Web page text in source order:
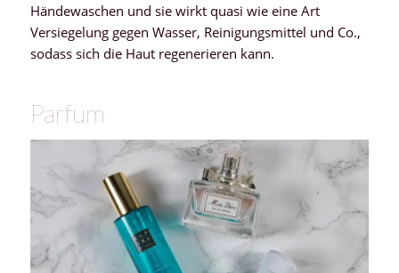
Händewaschen und sie wirkt quasi wie eine Art
Versiegelung gegen Wasser, Reinigungsmittel und Co.,
sodass sich die Haut regenerieren kann.
Parfum